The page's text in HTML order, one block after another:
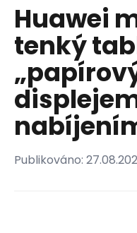
Huawei
tenký
Publikováno: